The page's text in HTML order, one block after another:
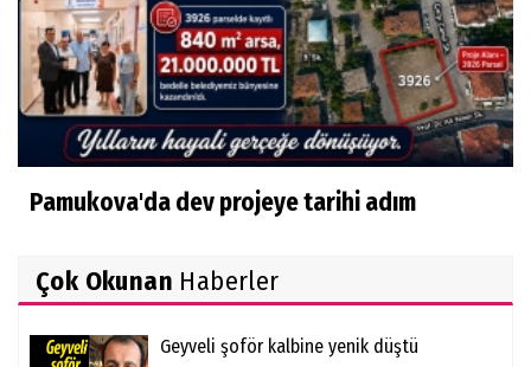
Pamukova'da dev projeye tarihi adım
Çok Okunan Haberler
Geyveli şoför kalbine yenik düştü